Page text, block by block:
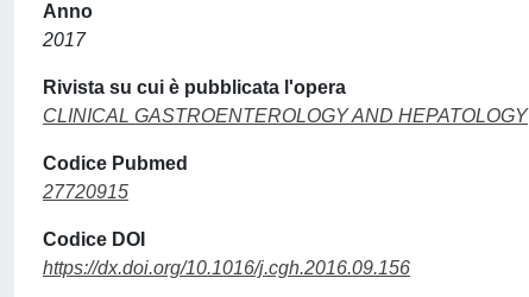
Anno
2017
Rivista su cui è pubblicata l'opera
CLINICAL GASTROENTEROLOGY AND HEPATOLOGY
Codice Pubmed
27720915
Codice DOI
https://dx.doi.org/10.1016/j.cgh.2016.09.156